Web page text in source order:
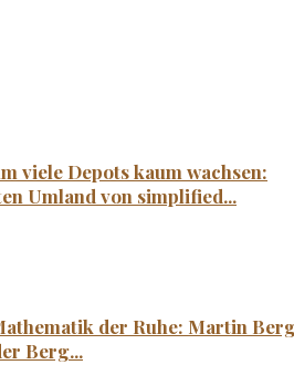
viele Depots kaum wachsen:
Umland von simplified...
der Ruhe: Martin
Berg...